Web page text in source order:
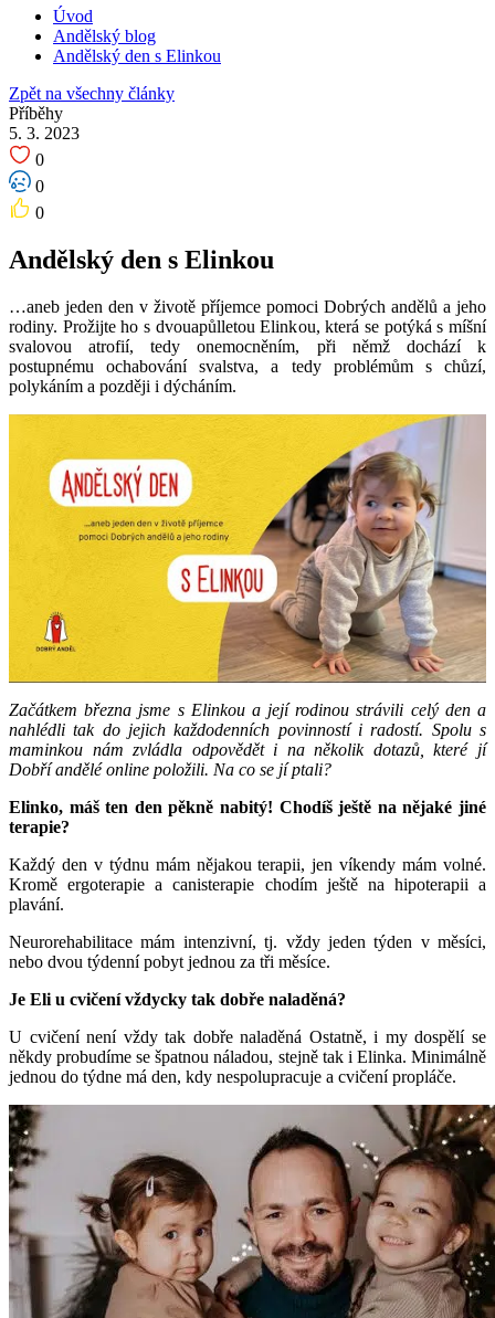
Úvod
Andělský blog
Andělský den s Elinkou
Zpět na všechny články
Příběhy
5. 3. 2023
0
0
0
Andělský den s Elinkou
…aneb jeden den v životě příjemce pomoci Dobrých andělů a jeho
rodiny. Prožijte ho s dvouapůlletou Elinkou, která se potýká s míšní
svalovou atrofií, tedy onemocněním, při němž dochází k
postupnému ochabování svalstva, a tedy problémům s chůzí,
polykáním a později i dýcháním.
Začátkem března jsme s Elinkou a její rodinou strávili celý den a
nahlédli tak do jejich každodenních povinností i radostí. Spolu s
maminkou nám zvládla odpovědět i na několik dotazů, které jí
Dobří andělé online položili. Na co se jí ptali?
Elinko, máš ten den pěkně nabitý! Chodíš ještě na nějaké jiné
terapie?
Každý den v týdnu mám nějakou terapii, jen víkendy mám volné.
Kromě ergoterapie a canisterapie chodím ještě na hipoterapii a
plavání.
Neurorehabilitace mám intenzivní, tj. vždy jeden týden v měsíci,
nebo dvou týdenní pobyt jednou za tři měsíce.
Je Eli u cvičení vždycky tak dobře naladěná?
U cvičení není vždy tak dobře naladěná Ostatně, i my dospělí se
někdy probudíme se špatnou náladou, stejně tak i Elinka. Minimálně
jednou do týdne má den, kdy nespolupracuje a cvičení propláče.